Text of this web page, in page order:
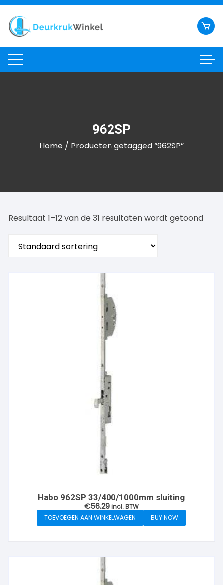
Ga
naar
inhoud
962SP
Home/ Producten getagged “962SP”
Resultaat 1–12 van de 31 resultaten wordt getoond
Habo 962SP 33/400/1000mm sluiting
€56.29 incl. BTW
TOEVOEGEN AAN WINKELWAGEN
BUY NOW